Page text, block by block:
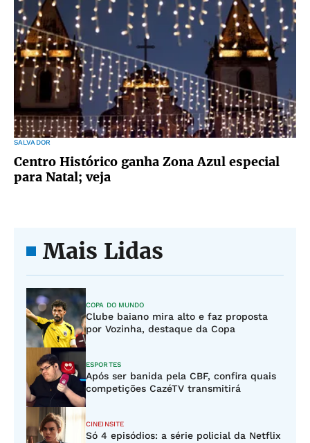
SALVADOR
Centro Histórico ganha Zona Azul especial
para Natal; veja
Mais Lidas
COPA DO MUNDO
Clube baiano mira alto e faz proposta
por Vozinha, destaque da Copa
ESPORTES
Após ser banida pela CBF, confira quais
competições CazéTV transmitirá
CINEINSITE
Só 4 episódios: a série policial da Netflix